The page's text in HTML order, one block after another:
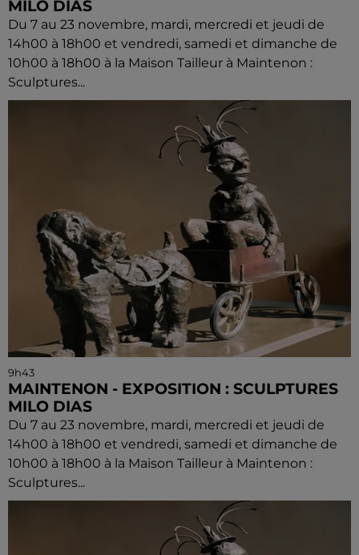
MILO DIAS
Du 7 au 23 novembre, mardi, mercredi et jeudi de
14h00 à 18h00 et vendredi, samedi et dimanche de
10h00 à 18h00 à la Maison Tailleur à Maintenon :
Sculptures...
9h43
MAINTENON - EXPOSITION : SCULPTURES
MILO DIAS
Du 7 au 23 novembre, mardi, mercredi et jeudi de
14h00 à 18h00 et vendredi, samedi et dimanche de
10h00 à 18h00 à la Maison Tailleur à Maintenon :
Sculptures...